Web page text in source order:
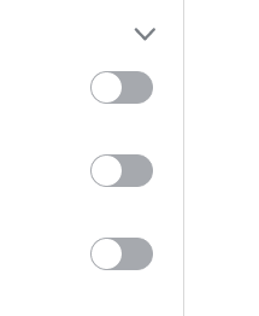
Άρχισε τις διακοπές
ο Μητσοτάκης:
08.08.2026 | 09:20
βαθιά πίστη στην
Εύβοια! Τίμησαν τον